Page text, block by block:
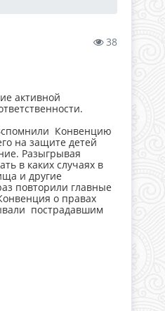
38
активной
Конвенцию
на защите детей
Разыгрывая
в каких случаях в
и другие
повторили главные
о правах
пострадавшим